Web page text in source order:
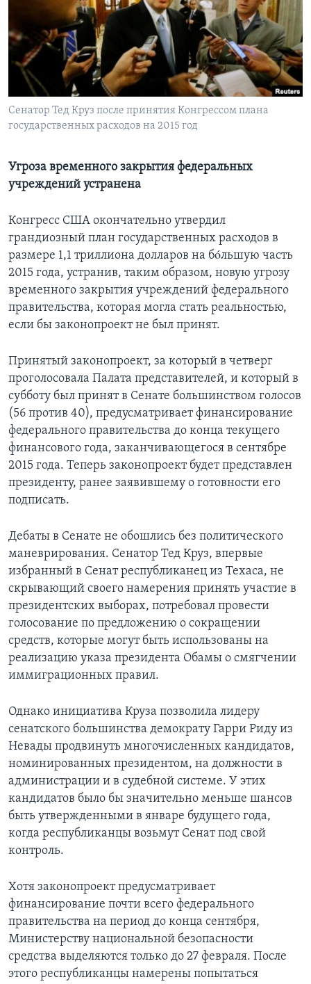
Learning English
СОЦИАЛЬНЫЕ СЕТИ
Языки
Сенатор Тед Круз после принятия Конгрессом плана
государственных расходов на 2015 год
Угроза временного закрытия федеральных
учреждений устранена
Конгресс США окончательно утвердил
грандиозный план государственных расходов в
размере 1,1 триллиона долларов на бóльшую часть
2015 года, устранив, таким образом, новую угрозу
временного закрытия учреждений федерального
правительства, которая могла стать реальностью,
если бы законопроект не был принят.
Принятый законопроект, за который в четверг
проголосовала Палата представителей, и который в
субботу был принят в Сенате большинством голосов
(56 против 40), предусматривает финансирование
федерального правительства до конца текущего
финансового года, заканчивающегося в сентябре
2015 года. Теперь законопроект будет представлен
президенту, ранее заявившему о готовности его
подписать.
Дебаты в Сенате не обошлись без политического
маневрирования. Сенатор Тед Круз, впервые
избранный в Сенат республиканец из Техаса, не
скрывающий своего намерения принять участие в
президентских выборах, потребовал провести
голосование по предложению о сокращении
средств, которые могут быть использованы на
реализацию указа президента Обамы о смягчении
иммиграционных правил.
Однако инициатива Круза позволила лидеру
сенатского большинства демократу Гарри Риду из
Невады продвинуть многочисленных кандидатов,
номинированных президентом, на должности в
администрации и в судебной системе. У этих
кандидатов было бы значительно меньше шансов
быть утвержденными в январе будущего года,
когда республиканцы возьмут Сенат под свой
контроль.
Хотя законопроект предусматривает
финансирование почти всего федерального
правительства на период до конца сентября,
Министерству национальной безопасности
средства выделяются только до 27 февраля. После
этого республиканцы намерены попытаться